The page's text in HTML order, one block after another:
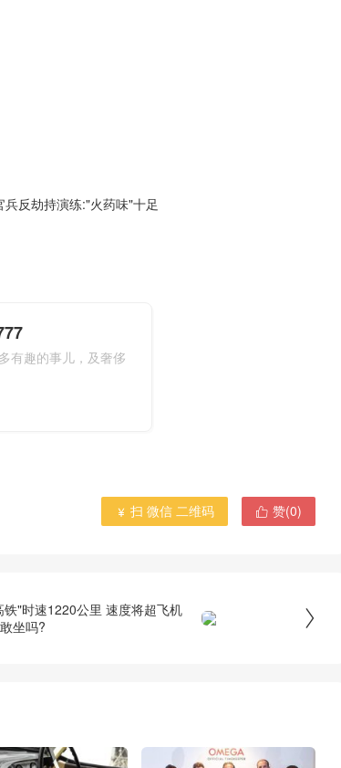
反劫持演练:"火药味"十足
有趣的事儿，及奢侈
 赞(0)
 扫 微信 二维码

铁"时速1220公里 速度将超飞机
坐吗?